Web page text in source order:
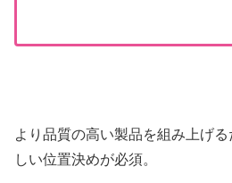
より品質の高い製品を組み上げ
しい位置決めが必須。